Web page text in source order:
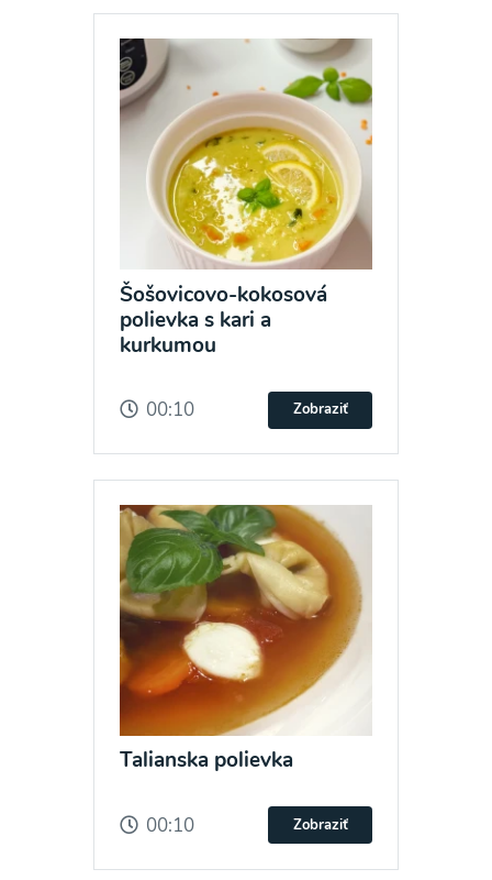
Šošovicovo-kokosová
polievka s kari a
kurkumou
00:10 Zobraziť
Talianska polievka
00:10 Zobraziť